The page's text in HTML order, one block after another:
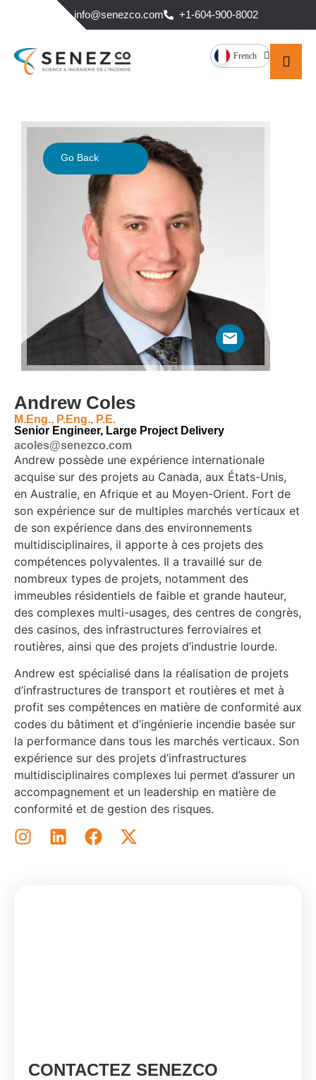
info@senezco.com +1-604-900-8002
French
Go Back
Andrew Coles
M.Eng., P.Eng., P.E.
Senior Engineer, Large Project Delivery
acoles@senezco.com
Andrew possède une expérience internationale
acquise sur des projets au Canada, aux États-Unis,
en Australie, en Afrique et au Moyen-Orient. Fort de
son expérience sur de multiples marchés verticaux et
de son expérience dans des environnements
multidisciplinaires, il apporte à ces projets des
compétences polyvalentes. Il a travaillé sur de
nombreux types de projets, notamment des
immeubles résidentiels de faible et grande hauteur,
des complexes multi-usages, des centres de congrès,
des casinos, des infrastructures ferroviaires et
routières, ainsi que des projets d’industrie lourde.
Andrew est spécialisé dans la réalisation de projets
d’infrastructures de transport et routières et met à
profit ses compétences en matière de conformité aux
codes du bâtiment et d’ingénierie incendie basée sur
la performance dans tous les marchés verticaux. Son
expérience sur des projets d’infrastructures
multidisciplinaires complexes lui permet d’assurer un
accompagnement et un leadership en matière de
conformité et de gestion des risques.
CONTACTEZ SENEZCO